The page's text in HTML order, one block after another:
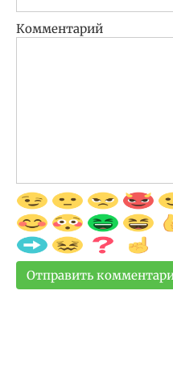
Комментарий